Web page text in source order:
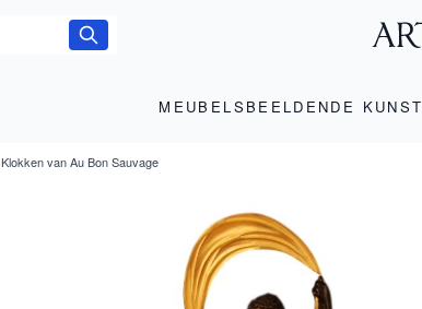
MEUBELS BEELDENDE KUNST
Klokken van Au Bon Sauvage